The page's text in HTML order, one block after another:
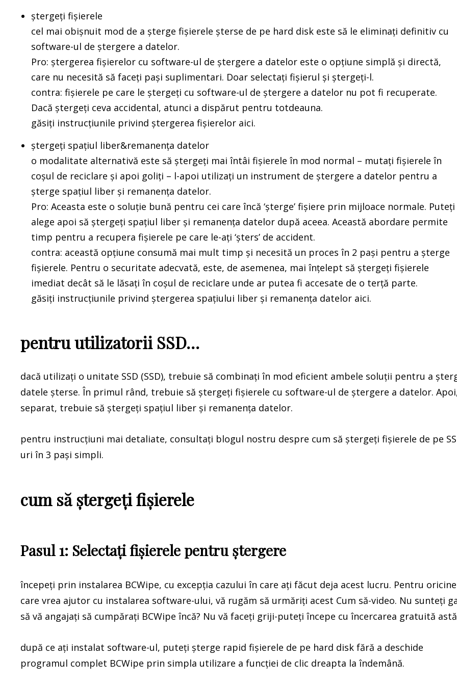
ștergeți fișierele
cel mai obișnuit mod de a șterge fișierele șterse de pe hard disk este să le eliminați definitiv cu
software-ul de ștergere a datelor.
Pro: ștergerea fișierelor cu software-ul de ștergere a datelor este o opțiune simplă și directă,
care nu necesită să faceți pași suplimentari. Doar selectați fișierul și ștergeți-l.
contra: fișierele pe care le ștergeți cu software-ul de ștergere a datelor nu pot fi recuperate.
Dacă ștergeți ceva accidental, atunci a dispărut pentru totdeauna.
găsiți instrucțiunile privind ștergerea fișierelor aici.
ștergeți spațiul liber&remanența datelor
o modalitate alternativă este să ștergeți mai întâi fișierele în mod normal – mutați fișierele în
coșul de reciclare și apoi goliți – l-apoi utilizați un instrument de ștergere a datelor pentru a
șterge spațiul liber și remanența datelor.
Pro: Aceasta este o soluție bună pentru cei care încă ‘șterge’ fișiere prin mijloace normale. Puteți
alege apoi să ștergeți spațiul liber și remanența datelor după aceea. Această abordare permite
timp pentru a recupera fișierele pe care le-ați ‘șters’ de accident.
contra: această opțiune consumă mai mult timp și necesită un proces în 2 pași pentru a șterge
fișierele. Pentru o securitate adecvată, este, de asemenea, mai înțelept să ștergeți fișierele
imediat decât să le lăsați în coșul de reciclare unde ar putea fi accesate de o terță parte.
găsiți instrucțiunile privind ștergerea spațiului liber și remanența datelor aici.
pentru utilizatorii SSD…
dacă utilizați o unitate SSD (SSD), trebuie să combinați în mod eficient ambele soluții pentru a
datele șterse. În primul rând, trebuie să ștergeți fișierele cu software-ul de ștergere a datelor.
separat, trebuie să ștergeți spațiul liber și remanența datelor.
pentru instrucțiuni mai detaliate, consultați blogul nostru despre cum să ștergeți fișierele de pe
uri în 3 pași simpli.
cum să ștergeți fișierele
Pasul 1: Selectați fișierele pentru ștergere
începeți prin instalarea BCWipe, cu excepția cazului în care ați făcut deja acest lucru. Pentru oricine
care vrea ajutor cu instalarea software-ului, vă rugăm să urmăriți acest Cum să-video. Nu sunteți
să vă angajați să cumpărați BCWipe încă? Nu vă faceți griji-puteți începe cu încercarea gratuită
după ce ați instalat software-ul, puteți șterge rapid fișierele de pe hard disk fără a deschide
programul complet BCWipe prin simpla utilizare a funcției de clic dreapta la îndemână.